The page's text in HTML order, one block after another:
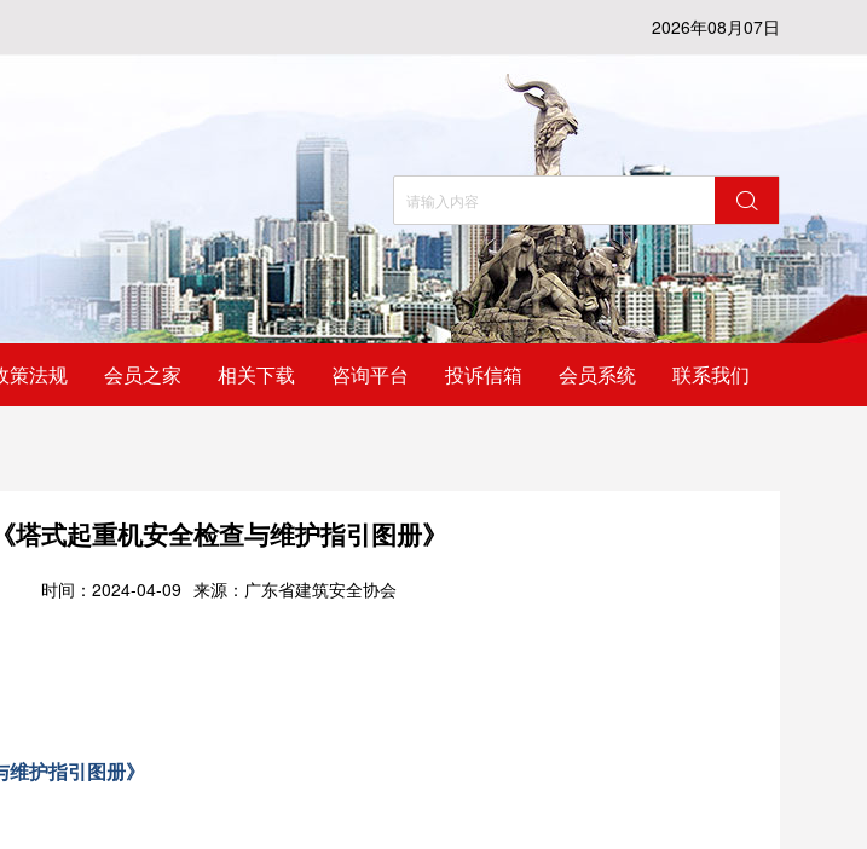
2026年08月07日
策法规 会员之家 相关下载 咨询平台 投诉信箱 会员系统 联系我们
《塔式起重机安全检查与维护指引图册》
时间：2024-04-09 来源：广东省建筑安全协会
护指引图册》